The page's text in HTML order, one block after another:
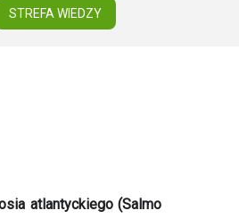
STREFA WIEDZY
atlantyckiego (Salmo